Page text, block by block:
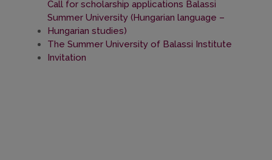
Call for scholarship applications Balassi
Summer University (Hungarian language –
Hungarian studies)
The Summer University of Balassi Institute
Invitation